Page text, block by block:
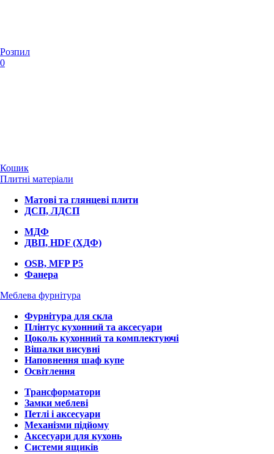
Розпил
0
Кошик
Плитні матеріали
Матові та глянцеві плити
ДСП, ЛДСП
МДФ
ДВП, HDF (ХДФ)
OSB, MFP P5
Фанера
Меблева фурнітура
Фурнітура для скла
Плінтус кухонний та аксесуари
Цоколь кухонний та комплектуючі
Вішалки висувні
Наповнення шаф купе
Освітлення
Трансформатори
Замки меблеві
Петлі і аксесуари
Механізми підйому
Аксесуари для кухонь
Системи ящиків